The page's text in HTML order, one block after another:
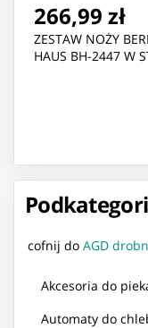
cofnij do AGD
Akcesoria do
Automaty do
266,99 zł
ZESTAW NOŻY
HAUS BH-2447 W